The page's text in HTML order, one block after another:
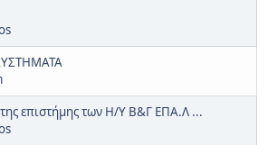
της επιστήμης των Η/Υ Β&Γ ΕΠΑ.Λ ...